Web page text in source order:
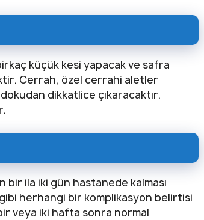
küçük kesi yapacak ve safra
Cerrah, özel cerrahi aletler
dikkatlice çıkaracaktır.
bir ila iki gün hastanede kalması
herhangi bir komplikasyon belirtisi
veya iki hafta sonra normal